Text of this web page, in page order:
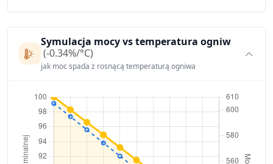
Symulacja mocy vs temperatura ogniw
(-0.34%/°C)
jak moc spada z rosnącą temperaturą ogniwa